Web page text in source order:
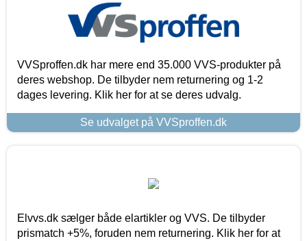
VVSproffen.dk har mere end 35.000 VVS-produkter på
deres webshop. De tilbyder nem returnering og 1-2
dages levering. Klik her for at se deres udvalg.
Se udvalget på VVSproffen.dk
Elvvs.dk sælger både elartikler og VVS. De tilbyder
prismatch +5%, foruden nem returnering. Klik her for at